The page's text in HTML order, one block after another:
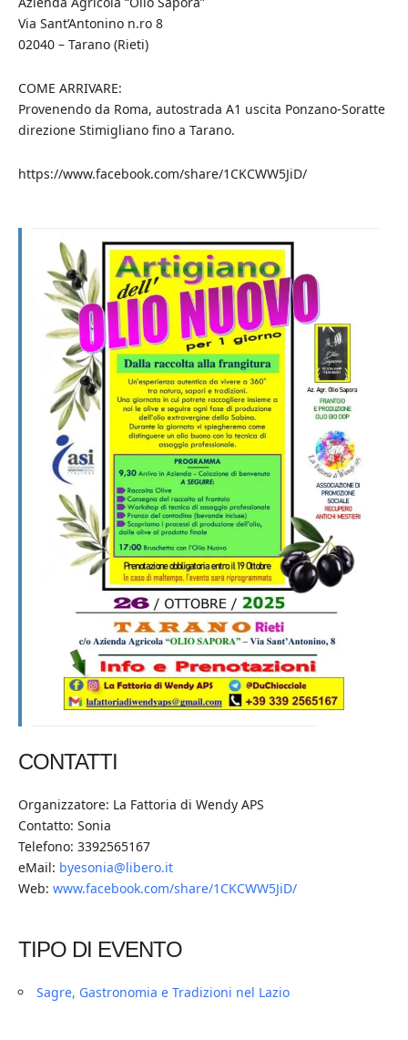
Via Sant’Antonino n.ro 8
02040 – Tarano (Rieti)
COME ARRIVARE:
Provenendo da Roma, autostrada A1 uscita Ponzano-Soratte
direzione Stimigliano fino a Tarano.
https://www.facebook.com/share/1CKCWW5JiD/
CONTATTI
Organizzatore: La Fattoria di Wendy APS
Contatto: Sonia
Telefono: 3392565167
eMail: byesonia@libero.it
Web: www.facebook.com/share/1CKCWW5JiD/
TIPO DI EVENTO
Sagre, Gastronomia e Tradizioni nel Lazio